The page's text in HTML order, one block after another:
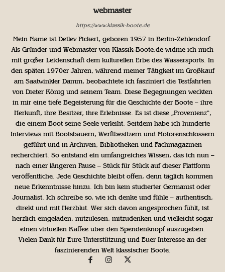
webmaster
https://www.klassik-boote.de
Mein Name ist Detlev Pickert, geboren 1957 in Berlin-Zehlendorf.
Als Gründer und Webmaster von Klassik-Boote.de widme ich mich
mit großer Leidenschaft dem kulturellen Erbe des Wassersports. In
den späten 1970er Jahren, während meiner Tätigkeit im Großkauf
am Saatwinkler Damm, beobachtete ich fasziniert die Testfahrten
von Dieter König und seinem Team. Diese Begegnungen weckten
in mir eine tiefe Begeisterung für die Geschichte der Boote – ihre
Herkunft, ihre Besitzer, ihre Erlebnisse. Es ist diese „Provenienz“,
die einem Boot seine Seele verleiht. Seitdem habe ich hunderte
Interviews mit Bootsbauern, Werftbesitzern und Motorenschlossern
geführt und in Archiven, Bibliotheken und Fachmagazinen
recherchiert. So entstand ein umfangreiches Wissen, das ich nun –
nach einer längeren Pause – Stück für Stück auf dieser Plattform
veröffentliche. Jede Geschichte bleibt offen, denn täglich kommen
neue Erkenntnisse hinzu. Ich bin kein studierter Germanist oder
Journalist. Ich schreibe so, wie ich denke und fühle – authentisch,
direkt und mit Herzblut. Wer sich davon angesprochen fühlt, ist
herzlich eingeladen, mitzulesen, mitzudenken und vielleicht sogar
einen virtuellen Kaffee über den Spendenknopf auszugeben.
Vielen Dank für Eure Unterstützung und Euer Interesse an der
faszinierenden Welt klassischer Boote.